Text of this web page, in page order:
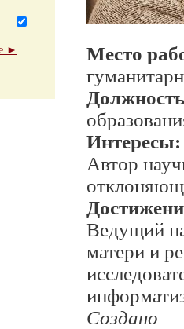
►
Место
Интересы:
Автор
Ведущий
матери и
Создано